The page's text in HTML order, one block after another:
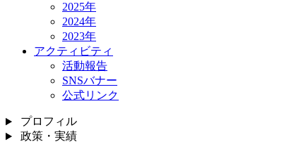
2025年
2024年
2023年
アクティビティ
活動報告
SNSバナー
公式リンク
プロフィル
政策・実績